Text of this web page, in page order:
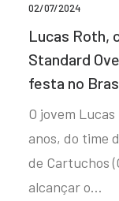
02/07/2024
Lucas Roth,
Standard
festa no
O jovem
anos, do time
de Cartuchos
alcançar o…